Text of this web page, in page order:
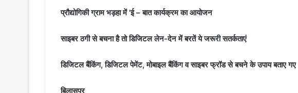
प्रौद्योगिकी ग्राम भड़हा में 'ई – बात कार्यक्रम का आयोजन
साइबर ठगी से बचना है तो डिजिटल लेन-देन में बरतें ये जरूरी सतर्कताएं
डिजिटल बैंकिंग, डिजिटल पेमेंट, मोबाइल बैंकिंग व साइबर फ्रॉड से बचने के उपाय बताए गए
बिलासपुर